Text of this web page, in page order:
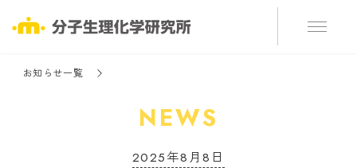
お知らせ一覧
NEWS
2025年8月8日